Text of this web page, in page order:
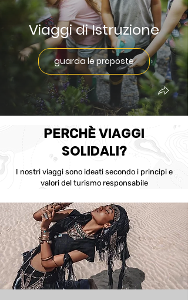
Viaggi di Istruzione
guarda le proposte
PERCHÈVIAGGI
SOLIDALI?
I nostri viaggi sono ideati secondo i principi e
valori del turismo responsabile